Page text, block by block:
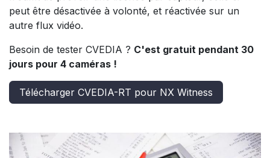
peut être désactivée à volonté, et réactivée sur un
autre flux vidéo.
Besoin de tester CVEDIA ? C'est gratuit pendant 30
jours pour 4 caméras !
Télécharger CVEDIA-RT pour NX Witness